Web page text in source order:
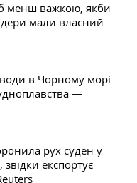
менш важкою, якби
мали власний
води в Чорному морі
—
рух суден у
експортує